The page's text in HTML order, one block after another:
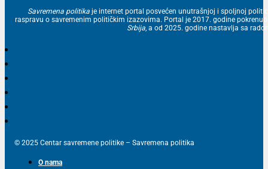
Savremena politika je internet portal posvećen unutrašnjoj i spoljnoj
raspravu o savremenim političkim izazovima. Portal je 2017. godine
Srbija, a od 2025. godine nastavlja sa
© 2025 Centar savremene politike – Savremena politika
O nama